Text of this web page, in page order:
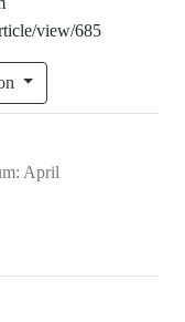
view/685
April